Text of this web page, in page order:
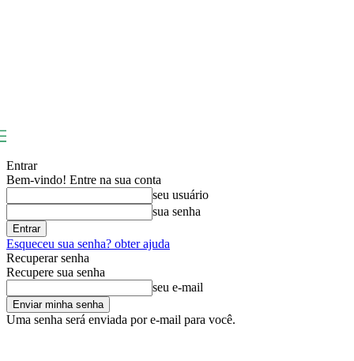
Entrar
Bem-vindo! Entre na sua conta
seu usuário
sua senha
Esqueceu sua senha? obter ajuda
Recuperar senha
Recupere sua senha
seu e-mail
Uma senha será enviada por e-mail para você.